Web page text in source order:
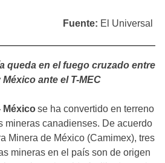
Fuente: El Universal
queda en el fuego cruzado entre
ante el T-MEC
Méxicose ha convertido en terreno
mineras canadienses. De acuerdo
Minera de México (Camimex), tres
mineras en el país son de origen